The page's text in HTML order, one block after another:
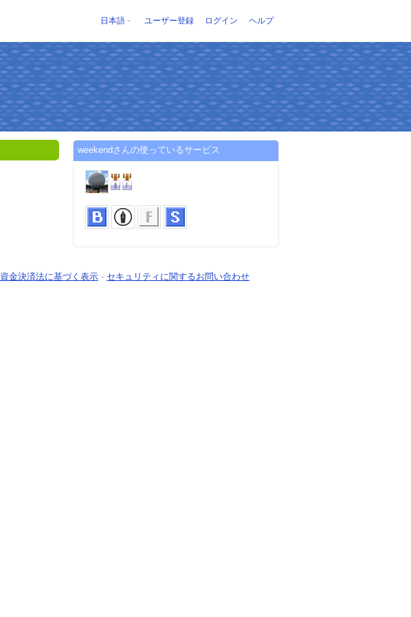
日本語 ユーザー登録 ログイン ヘルプ
weekendさんの使っているサービス
資金決済法に基づく表示 - セキュリティに関するお問い合わせ